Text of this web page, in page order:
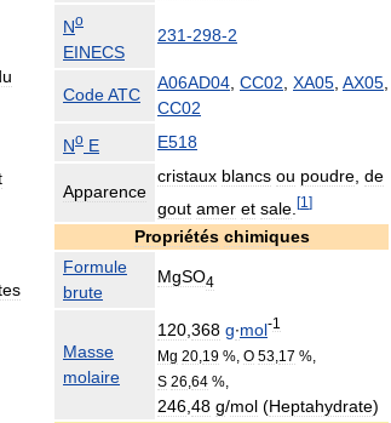
No
EINECS
231-298-2
CodeATC
A06AD04 CC02 XA05 AX05
CC02
No E E518
Apparence
cristaux blancs ou poudre de
gout amer et sale [1 ]
Propriétés chimiques
Formule
brute
MgSO4
Masse
molaire
120 368 g∙mol-1
Mg 20 19 %, O 53 17 %,
S 26 64 %,
246 48 g/mol (Heptahydrate)